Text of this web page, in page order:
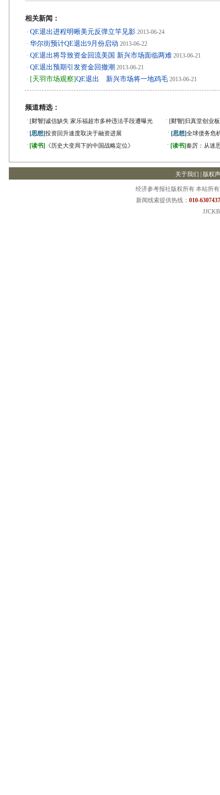
相关新闻：
· QE退出进程明晰美元反弹立竿见影 2013-06-24
· 华尔街预计QE退出9月份启动 2013-06-22
· QE退出将导致资金回流美国 新兴市场面临两难 2013-06-21
· QE退出预期引发资金回撤潮 2013-06-21
· [天羽市场观察]QE退出 新兴市场将一地鸡毛 2013-06-21
频道精选：
· [财智]诚信缺失 家乐福超市多种违法手段遭曝光 · [财智] 归真堂创业
· [思想]投资回升速度取决于融资进展 · [思想]全球债务危
· [读书] 《历史大变局下的中国战略定位》 · [读书]秦厉：从迷
关于我们 版权
经济参考报社版权所有 本站所
新闻线索提供热线： 010-